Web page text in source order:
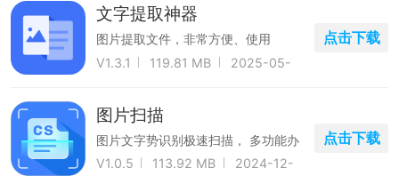
文字提取神器
图片提取文件，非常方便、使用
V1.3.1
119.81 MB
2025-05-
点击下载
图片扫描
图片文字势识别极速扫描， 多功能办
公便捷工具
V1.0.5 113.92 MB
2024-12-
点击下载